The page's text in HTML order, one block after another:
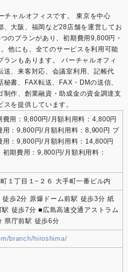
チャルオフィスです。 東京を中心
、大阪、福岡など28店舗を運営してお
のプランがあり、初期費用9,800円・
他にも、全てのサービスを利用可能
ランもあります。 バーチャルオフィ
送、来客対応、会議室利用、記帳代
書、FAX転送、FAX・DMの送信、
制作、創業融資・助成金の資金調達支
を提供しています。
費用：9,800円/月額利用料：4,800円
用：9,800円/月額利用料：8,900円 プ
用：9,800円/月額利用料：14,800円
期費用：9,800円/月額利用料：
１丁目１−２６ 大手町一番ビル内
歩2分 原爆ドーム前駅 徒歩3分 紙
徒歩7分 ■広島高速交通アストラム
県庁前駅 徒歩6分
branch/hiroshima/